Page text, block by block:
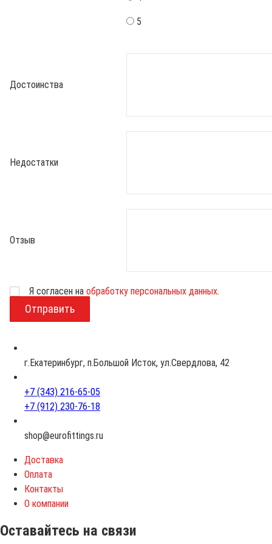
5
Достоинства
Недостатки
Отзыв
ВозрастЯ согласен на обработку персональных данных.
г.Екатеринбург, п.Большой Исток, ул.Свердлова, 42
+7 (343) 216-65-05
+7 (912) 230-76-18
shop@eurofittings.ru
Доставка
Оплата
Контакты
О компании
Оставайтесь на связи